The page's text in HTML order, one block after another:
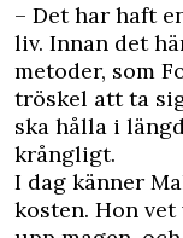
– Det har haft
liv. Innan det
metoder, som
tröskel att ta
ska hålla i
krångligt.
I dag känner
kosten. Hon